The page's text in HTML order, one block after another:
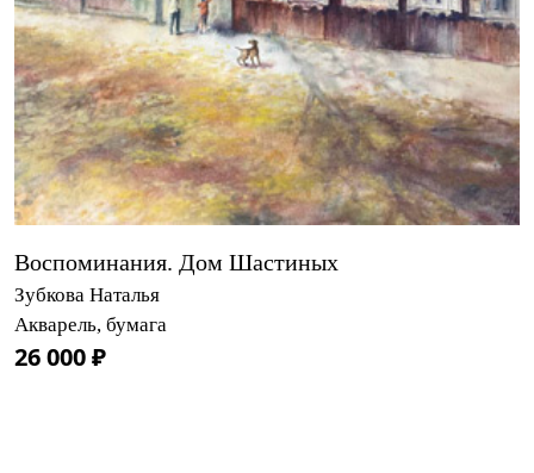
Воспоминания. Дом Шастиных
Зубкова Наталья
Акварель, бумага
26 000 ₽